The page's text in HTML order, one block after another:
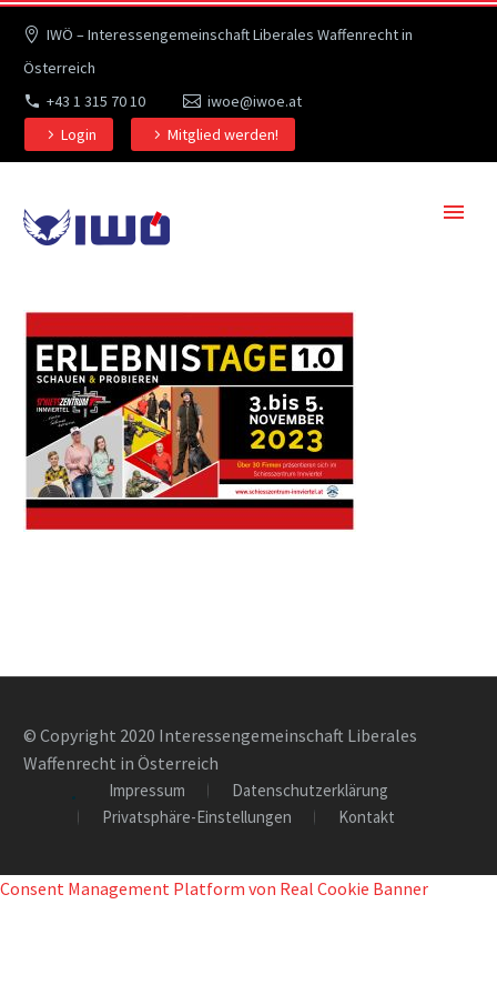
IWÖ – Interessengemeinschaft Liberales Waffenrecht in
Österreich
+43 1 315 70 10
iwoe@iwoe.at
Login
Mitglied werden!
© Copyright 2020 Interessengemeinschaft Liberales
Waffenrecht in Österreich
Impressum
Datenschutzerklärung
Privatsphäre-Einstellungen
Kontakt
Consent Management Platform von Real Cookie Banner